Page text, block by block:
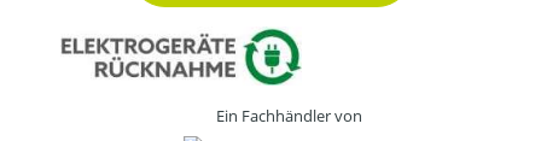
Ein Fachhändler von